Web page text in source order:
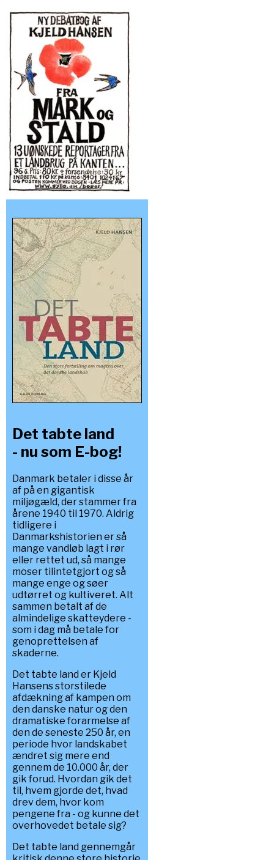
Det tabte land
- nu som E-bog!
Danmark betaler i disse år
af på en gigantisk
miljøgæld, der stammer fra
årene 1940 til 1970. Aldrig
tidligere i
Danmarkshistorien er så
mange vandløb lagt i rør
eller rettet ud, så mange
moser tilintetgjort og så
mange enge og søer
udtørret og kultiveret. Alt
sammen betalt af de
almindelige skatteydere -
som i dag må betale for
genoprettelsen af
skaderne.
Det tabte land er Kjeld
Hansens storstilede
afdækning af kampen om
den danske natur og den
dramatiske forarmelse af
den de seneste 250 år, en
periode hvor landskabet
ændret sig mere end
gennem de 10.000 år, der
gik forud. Hvordan gik det
til, hvem gjorde det, hvad
drev dem, hvor kom
pengene fra - og kunne det
overhovedet betale sig?
Det tabte land gennemgår